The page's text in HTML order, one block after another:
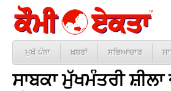
ਮੁਖੱ ਪੰਨਾ ਖ਼ਬਰਾਂ ਸਭਿਆਚਾਰ
ਸਾਬਕਾ ਮੁੱਖਮੰਤਰੀ